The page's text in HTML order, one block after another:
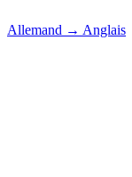
Allemand → Anglais